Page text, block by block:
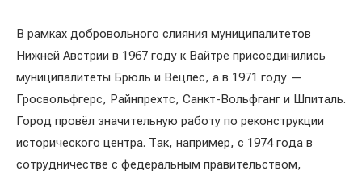
В рамках добровольного слияния муниципалитетов
Нижней Австрии в 1967 году к Вайтре присоединились
муниципалитеты Брюль и Вецлес, а в 1971 году —
Гросвольфгерс, Райнпрехтс, Санкт-Вольфганг и Шпиталь.
Город провёл значительную работу по реконструкции
исторического центра. Так, например, с 1974 года в
сотрудничестве с федеральным правительством,